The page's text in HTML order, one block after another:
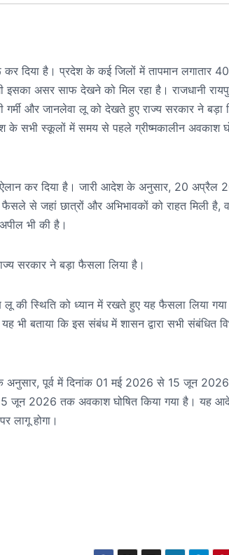
दिया है। प्रदेश के कई जिलों में तापमान लगातार 40
असर साफ देखने को मिल रहा है। राजधानी
और जानलेवा लू को देखते हुए राज्य सरकार ने बड़ा
के सभी स्कूलों में समय से पहले ग्रीष्मकालीन अवकाश
ऐलान कर दिया है। जारी आदेश के अनुसार, 20 अप्रैल
से जहां छात्रों और अभिभावकों को राहत मिली है,
भी की है।
सरकार ने बड़ा फैसला लिया है।
लू की स्थिति को ध्यान में रखते हुए यह फैसला लिया
भी बताया कि इस संबंध में शासन द्वारा सभी संबंधित
के अनुसार, पूर्व में दिनांक 01 मई 2026 से 15 जून
जून 2026 तक अवकाश घोषित किया गया है। यह
लागू होगा।